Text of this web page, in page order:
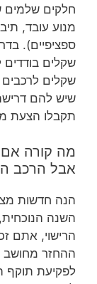
חלקים שלמים
מנוע עובד,
ספציפיים).
שקלים בודדים
שקלים
תקבלו הצעת
מה קורה
אבל הרכב
הנה חדשות
השנה
הרישוי, אתם
ההחזר מחושב
לפקיעת תוקף